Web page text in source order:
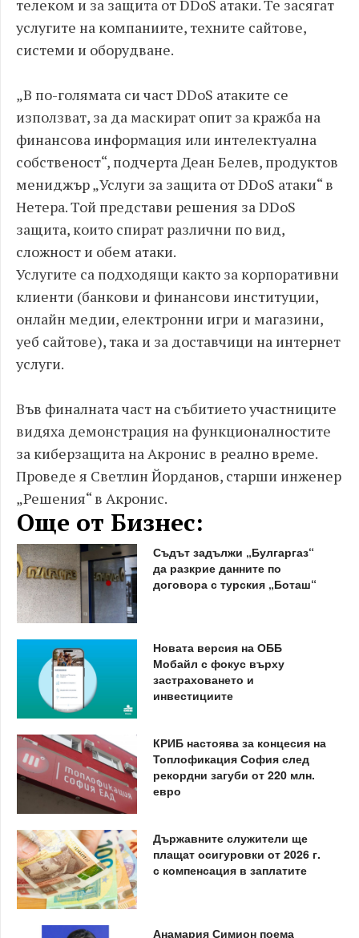
телеком и за защита от DDoS атаки. Те засягат
услугите на компаниите, техните сайтове,
системи и оборудване.
„В по-голямата си част DDoS атаките се
използват, за да маскират опит за кражба на
финансова информация или интелектуална
собственост“, подчерта Деан Белев, продуктов
мениджър „Услуги за защита от DDoS атаки“ в
Нетера. Той представи решения за DDoS
защита, които спират различни по вид,
сложност и обем атаки.
Услугите са подходящи както за корпоративни
клиенти (банкови и финансови институции,
онлайн медии, електронни игри и магазини,
уеб сайтове), така и за доставчици на интернет
услуги.
Във финалната част на събитието участниците
видяха демонстрация на функционалностите
за киберзащита на Акронис в реално време.
Проведе я Светлин Йорданов, старши инженер
„Решения“ в Акронис.
Още от Бизнес:
Съдът задължи „Булгаргаз“
да разкрие данните по
договора с турския „Боташ“
Новата версия на ОББ
Мобайл с фокус върху
застраховането и
инвестициите
КРИБ настоява за концесия на
Топлофикация София след
рекордни загуби от 220 млн.
евро
Държавните служители ще
плащат осигуровки от 2026 г.
с компенсация в заплатите
Анамария Симион поема